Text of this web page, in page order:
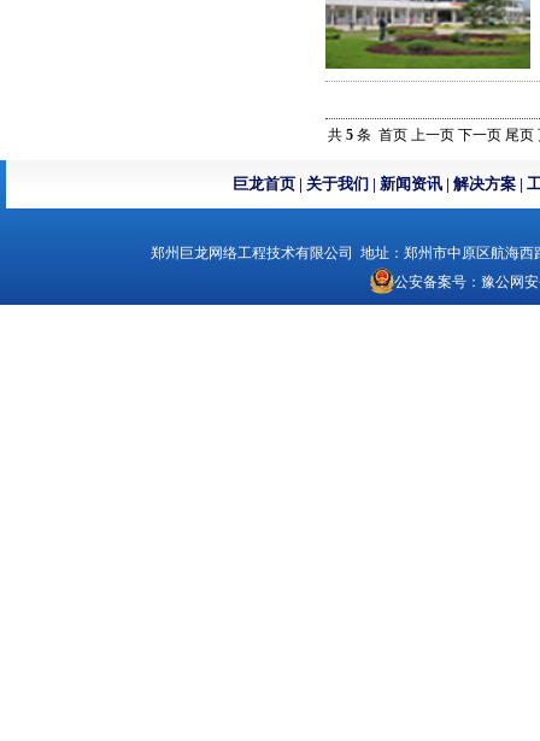
共 5 条 首页 上一页 下一页 尾页
巨龙首页 | 关于我们 | 新闻资讯 | 解决方案 |
郑州巨龙网络工程技术有限公司 地址：郑州市中原区航海
公安备案号： 豫公网安